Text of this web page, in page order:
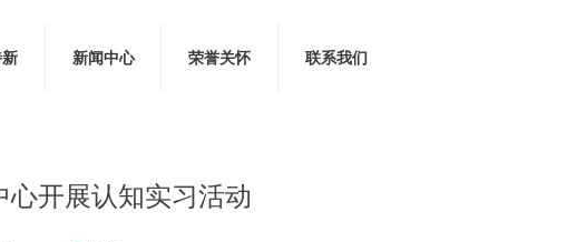
新闻中心 荣誉关怀 联系我们
开展认知实习活动